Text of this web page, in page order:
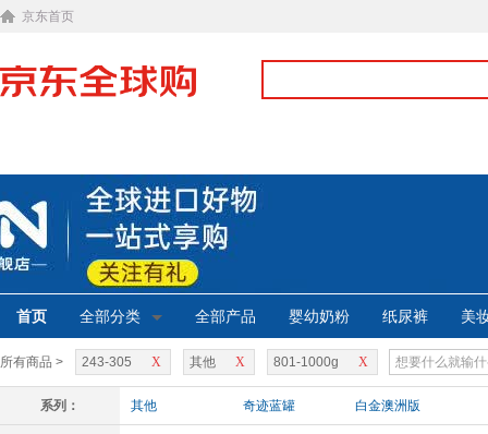
京东首页
首页 全部分类 全部产品 婴幼奶粉 纸尿裤 美
所有商品 > X
243-305 X
其他 X
801-1000g
系列： 其他 奇迹蓝罐 白金澳洲版